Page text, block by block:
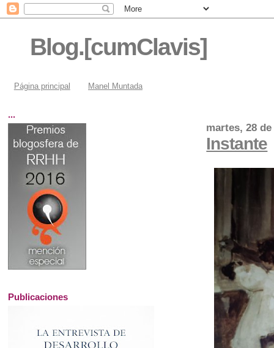
Blog.[cumClavis]
Página principal Manel Muntada
martes, 28
Instante
...
Publicaciones